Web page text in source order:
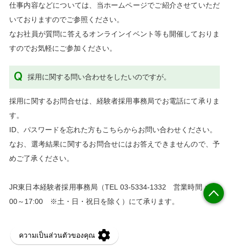
仕事内容などについては、当ホームページでご紹介させていただ
いておりますのでご参照ください。
なお社員が質問に答えるオンラインイベント等も開催しておりま
すのでお気軽にご参加ください。
採用に関する問い合わせをしたいのですが。
採用に関するお問合せは、経験者採用事務局でお電話にて承りま
す。
ID、パスワードを忘れた方もこちらからお問い合わせください。
なお、選考結果に関するお問合せにはお答えできませんので、予
めご了承ください。
JR東日本経験者採用事務局（TEL 03-5334-1332 営業時間：10:
00～17:00 ※土・日・祝日を除く）にて承ります。